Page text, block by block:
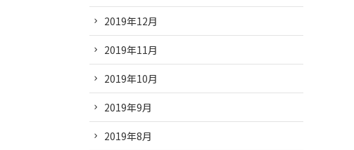
2019年12月
2019年11月
2019年10月
2019年9月
2019年8月